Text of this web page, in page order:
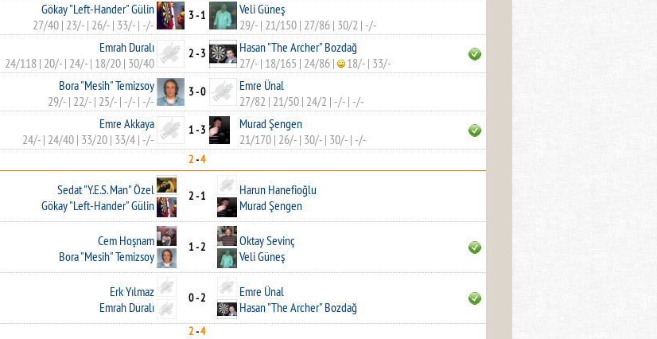
Gökay "Left-Hander" Gülin
27/40 | 23/- | 26/- | 33/- | -/-
3 - 1
Veli Güneş
29/- | 21/150 | 27/86 | 30/2 | -/-
Emrah Duralı
24/118 | 20/- | 24/- | 18/20 | 30/40
2 - 3
Hasan "The Archer" Bozdağ
27/- | 18/165 | 24/86 | 18/- | 33/-
Bora "Mesih" Temizsoy
29/- | 22/- | 25/- | -/- | -/-
3 - 0
Emre Ünal
27/82 | 21/50 | 24/2 | -/- | -/-
Emre Akkaya
24/- | 24/40 | 33/20 | 33/4 | -/-
1 - 3
Murad Şengen
21/170 | 26/- | 30/- | 30/- | -/-
2-4
Sedat "Y.E.S. Man" Özel
Gökay "Left-Hander" Gülin
2 - 1
Harun Hanefioğlu
Murad Şengen
Cem Hoşnam
Bora "Mesih" Temizsoy
1 - 2
Oktay Sevinç
Veli Güneş
Erk Yılmaz
Emrah Duralı
0 - 2
Emre Ünal
Hasan "The Archer" Bozdağ
2-4